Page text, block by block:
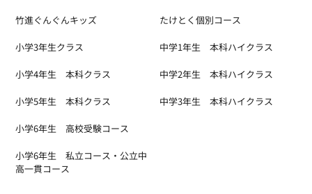
竹進ぐんぐんキッズ
小学3年生クラス
小学4年生 本科クラス
小学5年生 本科クラス
小学6年生 高校受験コース
小学6年生 私立コース・公立中
高一貫コース
たけとく個別コース
中学1年生 本科ハイクラス
中学2年生 本科ハイクラス
中学3年生 本科ハイクラス